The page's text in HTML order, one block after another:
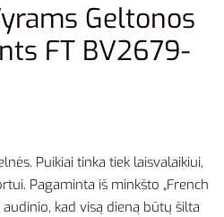
Geltonos
FT BV2679-
Puikiai tinka tiek laisvalaikiui,
Pagaminta iš minkšto „French
kad visą dieną būtų šilta